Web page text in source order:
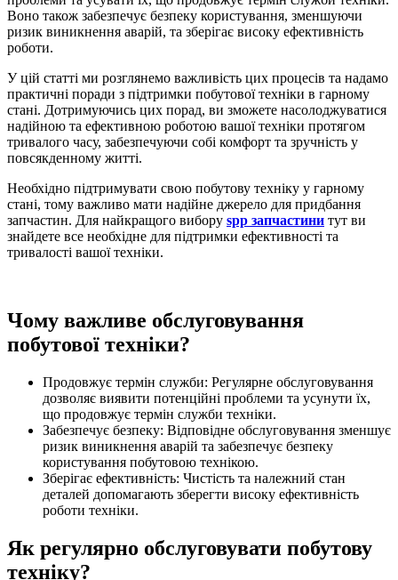
Воно також забезпечує безпеку користування, зменшуючи
ризик виникнення аварій, та зберігає високу ефективність
роботи.
У цій статті ми розглянемо важливість цих процесів та надамо
практичні поради з підтримки побутової техніки в гарному
стані. Дотримуючись цих порад, ви зможете насолоджуватися
надійною та ефективною роботою вашої техніки протягом
тривалого часу, забезпечуючи собі комфорт та зручність у
повсякденному житті.
Необхідно підтримувати свою побутову техніку у гарному
стані, тому важливо мати надійне джерело для придбання
запчастин. Для найкращого вибору spp запчастини тут ви
знайдете все необхідне для підтримки ефективності та
тривалості вашої техніки.
Чому важливе обслуговування
побутової техніки?
Продовжує термін служби: Регулярне обслуговування
дозволяє виявити потенційні проблеми та усунути їх,
що продовжує термін служби техніки.
Забезпечує безпеку: Відповідне обслуговування зменшує
ризик виникнення аварій та забезпечує безпеку
користування побутовою технікою.
Зберігає ефективність: Чистість та належний стан
деталей допомагають зберегти високу ефективність
роботи техніки.
Як регулярно обслуговувати побутову
техніку?